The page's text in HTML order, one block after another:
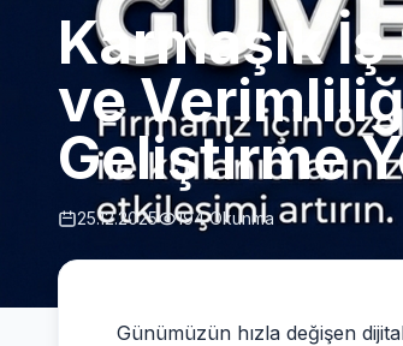
Karmaşık
ve
Geliştirme
25.12.2025 194 Okunma
Günümüzün hızla değişen